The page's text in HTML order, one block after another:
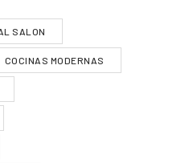
SALON
COCINAS MODERNAS